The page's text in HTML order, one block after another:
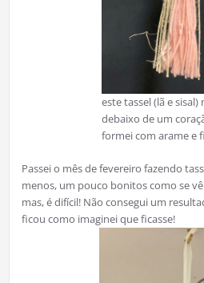
este tassel (lã e sisal)
debaixo de um
formei com arame e
Passei o mês de fevereiro fazendo
menos, um pouco bonitos como se
mas, é difícil! Não consegui um
ficou como imaginei que ficasse!